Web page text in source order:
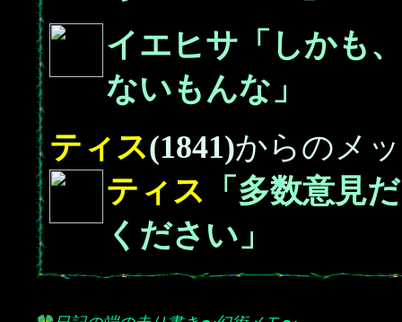
イエヒサ「しかも
ないもんな」
ティス(1841)からのメ
ティス 「多数意見
ください」